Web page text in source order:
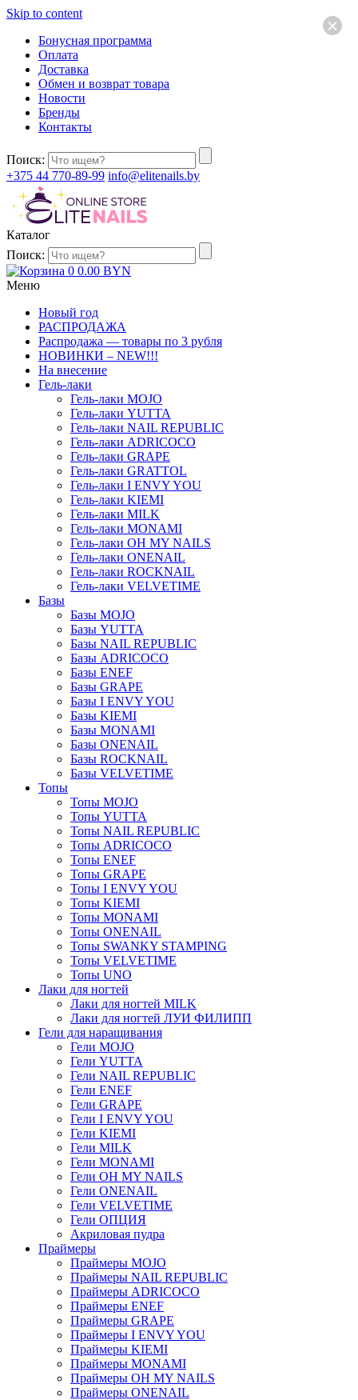
Skip to content
Бонусная программа
Оплата
Доставка
Обмен и возврат товара
Новости
Бренды
Контакты
Поиск:
+375 44 770-89-99 info@elitenails.by
Каталог
Поиск:
0 0.00 BYN
Меню
Новый год
РАСПРОДАЖА
Распродажа — товары по 3 рубля
НОВИНКИ – NEW!!!
На внесение
Гель-лаки
Гель-лаки MOJO
Гель-лаки YUTTA
Гель-лаки NAIL REPUBLIC
Гель-лаки ADRICOCO
Гель-лаки GRAPE
Гель-лаки GRATTOL
Гель-лаки I ENVY YOU
Гель-лаки KIEMI
Гель-лаки MILK
Гель-лаки MONAMI
Гель-лаки OH MY NAILS
Гель-лаки ONENAIL
Гель-лаки ROCKNAIL
Гель-лаки VELVETIME
Базы
Базы MOJO
Базы YUTTA
Базы NAIL REPUBLIC
Базы ADRICOCO
Базы ENEF
Базы GRAPE
Базы I ENVY YOU
Базы KIEMI
Базы MONAMI
Базы ONENAIL
Базы ROCKNAIL
Базы VELVETIME
Топы
Топы MOJO
Топы YUTTA
Топы NAIL REPUBLIC
Топы ADRICOCO
Топы ENEF
Топы GRAPE
Топы I ENVY YOU
Топы KIEMI
Топы MONAMI
Топы ONENAIL
Топы SWANKY STAMPING
Топы VELVETIME
Топы UNO
Лаки для ногтей
Лаки для ногтей MILK
Лаки для ногтей ЛУИ ФИЛИПП
Гели для наращивания
Гели MOJO
Гели YUTTA
Гели NAIL REPUBLIC
Гели ENEF
Гели GRAPE
Гели I ENVY YOU
Гели KIEMI
Гели MILK
Гели MONAMI
Гели OH MY NAILS
Гели ONENAIL
Гели VELVETIME
Гели ОПЦИЯ
Акриловая пудра
Праймеры
Праймеры MOJO
Праймеры NAIL REPUBLIC
Праймеры ADRICOCO
Праймеры ENEF
Праймеры GRAPE
Праймеры I ENVY YOU
Праймеры KIEMI
Праймеры MONAMI
Праймеры OH MY NAILS
Праймеры ONENAIL
×